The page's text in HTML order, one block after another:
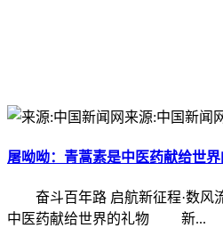
来源:中国新闻
屠呦呦：青蒿素是中医药献给世
奋斗百年路 启航新征程·数风
中医药献给世界的礼物 新...